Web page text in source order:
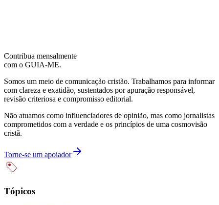
Contribua mensalmente
com o GUIA-ME.
Somos um meio de comunicação cristão. Trabalhamos para informar
com clareza e exatidão, sustentados por apuração responsável,
revisão criteriosa e compromisso editorial.
Não atuamos como influenciadores de opinião, mas como jornalistas
comprometidos com a verdade e os princípios de uma cosmovisão
cristã.
Torne-se um apoiador
Tópicos